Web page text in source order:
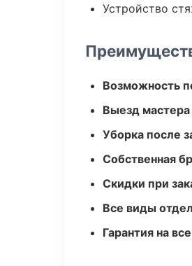
Устройство
Возможность
Выезд
Уборка после
Собственная
Скидки при
Все виды
Гарантия на